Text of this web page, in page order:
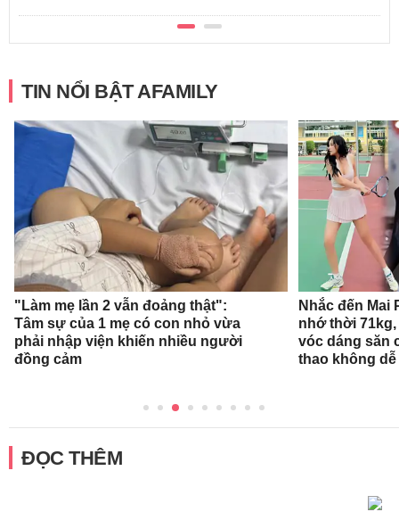
TIN NỔI BẬT AFAMILY
"Làm mẹ lần 2 vẫn đoảng thật":
Tâm sự của 1 mẹ có con nhỏ vừa
phải nhập viện khiến nhiều người
đồng cảm
Nhắc đến
nhớ thời
vóc dáng săn
thao không
ĐỌC THÊM